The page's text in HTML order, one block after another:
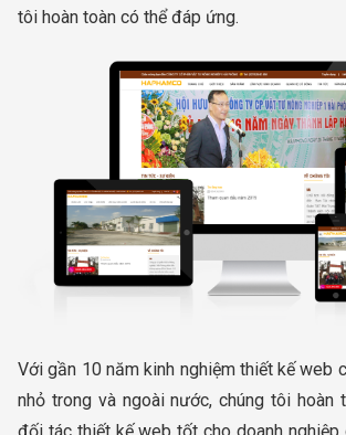
tôi hoàn toàn có thể đáp ứng.
Với gần 10 năm kinh nghiệm thiết kế web
nhỏ trong và ngoài nước, chúng tôi hoàn